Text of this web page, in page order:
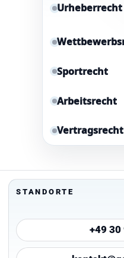
Urheberrecht
Sportrecht
Arbeitsrecht
Vertragsrecht
STANDORTE
+49